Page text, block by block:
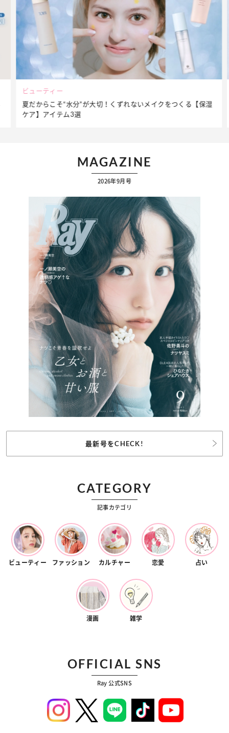
ビューティー
夏だからこそ“水分”が大切！くずれないメイクをつくる【保湿
ケア】アイテム3選
MAGAZINE
2026年9月号
最新号をCHECK!
CATEGORY
記事カテゴリ
ビューティー ファッション カルチャー 恋愛 占い
漫画 雑学
OFFICIAL SNS
Ray 公式SNS